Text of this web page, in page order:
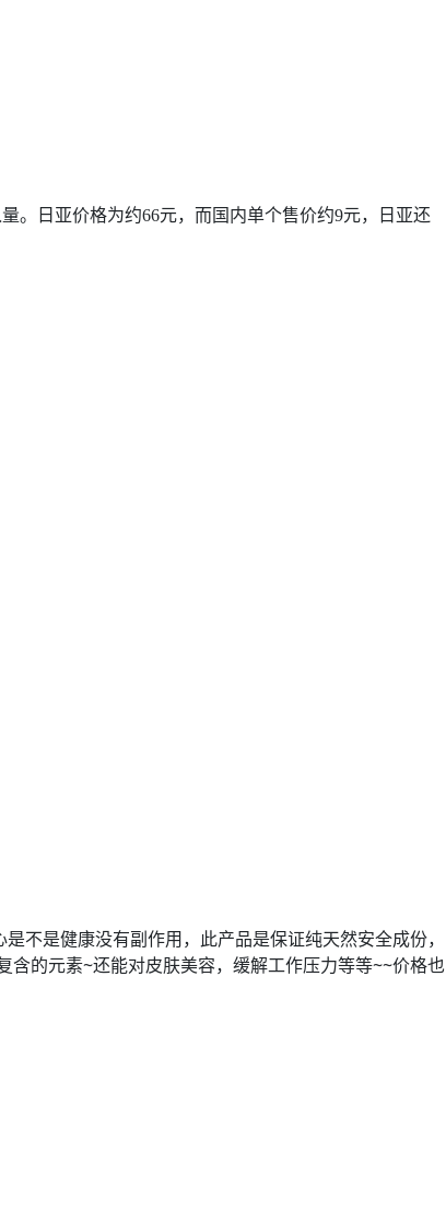
。日亚价格为约66元，而国内单个售价约9元，日亚还
是健康没有副作用，此产品是保证纯天然安全成份，
的元素~还能对皮肤美容，缓解工作压力等等~~价格也